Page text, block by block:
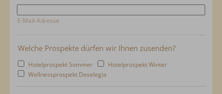
E-Mail-Adresse
Welche Prospekte dürfen wir Ihnen zusenden?
Hotelprospekt Sommer
Hotelprospekt Winter
Wellnessprospekt Deselegia